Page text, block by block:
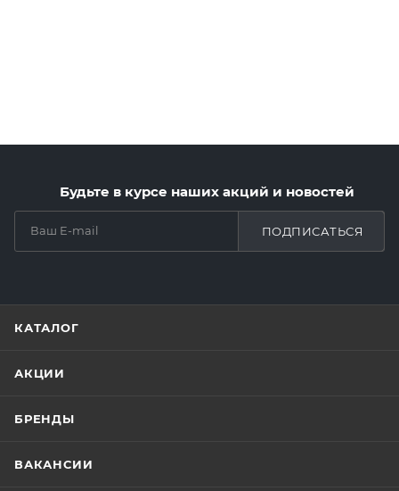
Будьте в курсе наших акций и новостей
ПОДПИСАТЬСЯ
КАТАЛОГ
АКЦИИ
БРЕНДЫ
ВАКАНСИИ